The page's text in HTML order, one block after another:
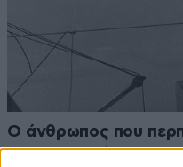
Ο άνθρωπος που
Δίδυμους Πύργους